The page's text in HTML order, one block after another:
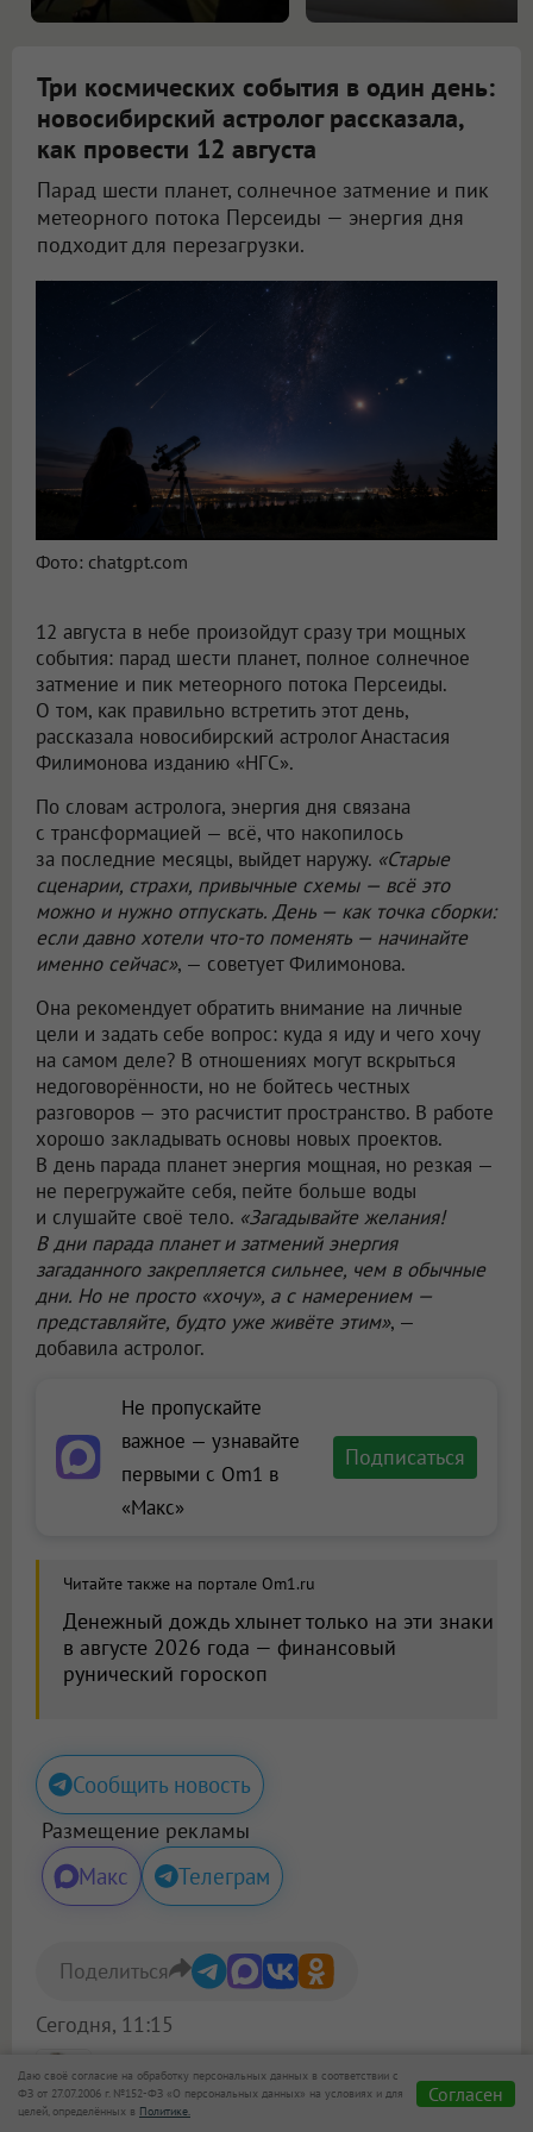
Три космических события в один день:
новосибирский астролог рассказала,
как провести 12 августа
Парад шести планет, солнечное затмение и пик
метеорного потока Персеиды — энергия дня
подходит для перезагрузки.
Фото: chatgpt.com
12 августа в небе произойдут сразу три мощных
события: парад шести планет, полное солнечное
затмение и пик метеорного потока Персеиды.
О том, как правильно встретить этот день,
рассказала новосибирский астролог Анастасия
Филимонова изданию «НГС».
По словам астролога, энергия дня связана
с трансформацией — всё, что накопилось
за последние месяцы, выйдет наружу. «Старые
сценарии, страхи, привычные схемы — всё это
можно и нужно отпускать. День — как точка сборки:
если давно хотели что-то поменять — начинайте
именно сейчас», — советует Филимонова.
Она рекомендует обратить внимание на личные
цели и задать себе вопрос: куда я иду и чего хочу
на самом деле? В отношениях могут вскрыться
недоговорённости, но не бойтесь честных
разговоров — это расчистит пространство. В работе
хорошо закладывать основы новых проектов.
В день парада планет энергия мощная, но резкая —
не перегружайте себя, пейте больше воды
и слушайте своё тело. «Загадывайте желания!
В дни парада планет и затмений энергия
загаданного закрепляется сильнее, чем в обычные
дни. Но не просто «хочу», а с намерением —
представляйте, будто уже живёте этим», —
добавила астролог.
Не пропускайте
важное — узнавайте
первыми с Om1 в
«Макс»
Подписаться
Читайте также на портале Om1.ru
Денежный дождь хлынет только на эти знаки
в августе 2026 года — финансовый
рунический гороскоп
Сообщить новость
Размещение рекламы
Макс Телеграм
Юлия Устинова
все статьи автора
Сегодня, 11:15
Поделиться
Даю своё согласие на обработку персональных данных в соответствии с
ФЗ от 27.07.2006 г. №152-ФЗ «О персональных данных» на условиях и для
целей, определённых в Политике.
Согласен